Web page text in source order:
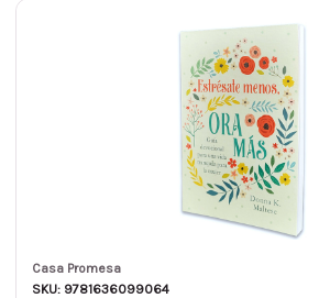
Casa Promesa
SKU: 9781636099064